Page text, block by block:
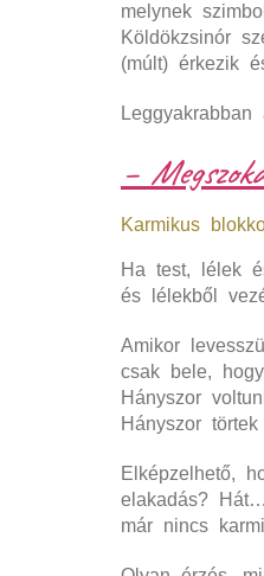
melynek
Köldökzsinór
(múlt) érkezik
–
Karmikus
Ha test, lélek
és lélekből
Amikor
csak bele,
Hányszor
Hányszor
Elképzelhető,
elakadás?
már nincs